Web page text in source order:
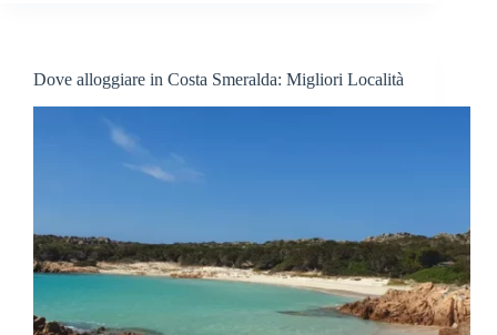
Migliori
Hotel
e
Case
Dove alloggiare in Costa Smeralda: Migliori Località